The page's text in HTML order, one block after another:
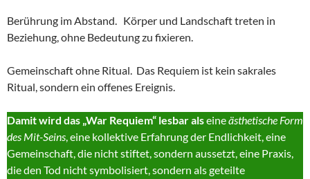
Berührung im Abstand. Körper und Landschaft treten in
Beziehung, ohne Bedeutung zu fixieren.
Gemeinschaft ohne Ritual. Das Requiem ist kein sakrales
Ritual, sondern ein offenes Ereignis.
Damit wird das „War Requiem“ lesbar alseineästhetische Form
des Mit-Seins, eine kollektive Erfahrung der Endlichkeit, eine
Gemeinschaft, die nicht stiftet, sondern aussetzt, eine Praxis,
die den Tod nicht symbolisiert, sondern als geteilte